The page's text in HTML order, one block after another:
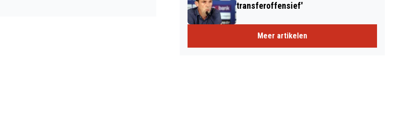
transferoffensief'
Meer artikelen